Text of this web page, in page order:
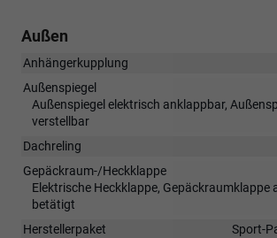
Außen
Anhängerkupplung
Außenspiegel
Außenspiegel elektrisch anklappbar,
verstellbar
Dachreling
Gepäckraum-/Heckklappe
Elektrische Heckklappe, Gepäckraumklappe
betätigt
Herstellerpaket
Sport-